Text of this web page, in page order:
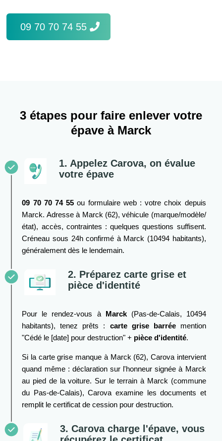
09 70 70 74 55
3 étapes pour faire enlever votre
épave à Marck
1. Appelez Carova, on évalue
votre épave
09 70 70 74 55 ou formulaire web : votre choix depuis
Marck. Adresse à Marck (62), véhicule (marque/modèle/
état), accès, contraintes : quelques questions suffisent.
Créneau sous 24h confirmé à Marck (10494 habitants),
généralement dès le lendemain.
2. Préparez carte grise et
pièce d'identité
Pour le rendez-vous à Marck(Pas-de-Calais, 10494
habitants), tenez prêts : carte grise barréemention
"Cédé le [date] pour destruction" + pièce d'identité.
Si la carte grise manque à Marck (62), Carova intervient
quand même : déclaration sur l'honneur signée à Marck
au pied de la voiture. Sur le terrain à Marck (commune
du Pas-de-Calais), Carova examine les documents et
remplit le certificat de cession pour destruction.
3. Carova charge l'épave, vous